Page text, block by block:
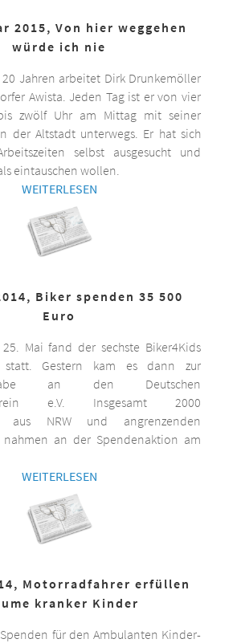
2015, Von hier weggehen
würde ich nie
20 Jahren arbeitet Dirk Drunkemöller
Awista. Jeden Tag ist er von vier
zwölf Uhr am Mittag mit seiner
der Altstadt unterwegs. Er hat sich
selbst ausgesucht und
eintauschen wollen.
WEITERLESEN
Biker spenden 35 500
Euro
25. Mai fand der sechste Biker4Kids
statt. Gestern kam es dann zur
an den Deutschen
e.V. Insgesamt 2000
aus NRW und angrenzenden
nahmen an der Spendenaktion am
WEITERLESEN
Motorradfahrer erfüllen
kranker Kinder
für den Ambulanten Kinder-